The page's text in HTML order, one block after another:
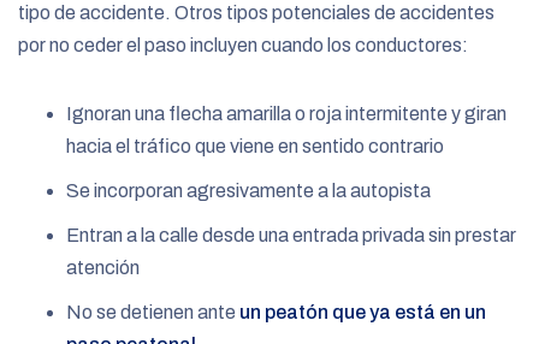
tipo de accidente. Otros tipos potenciales de accidentes
por no ceder el paso incluyen cuando los conductores:
Ignoran una flecha amarilla o roja intermitente y giran
hacia el tráfico que viene en sentido contrario
Se incorporan agresivamente a la autopista
Entran a la calle desde una entrada privada sin prestar
atención
No se detienen ante un peatón que ya está en un